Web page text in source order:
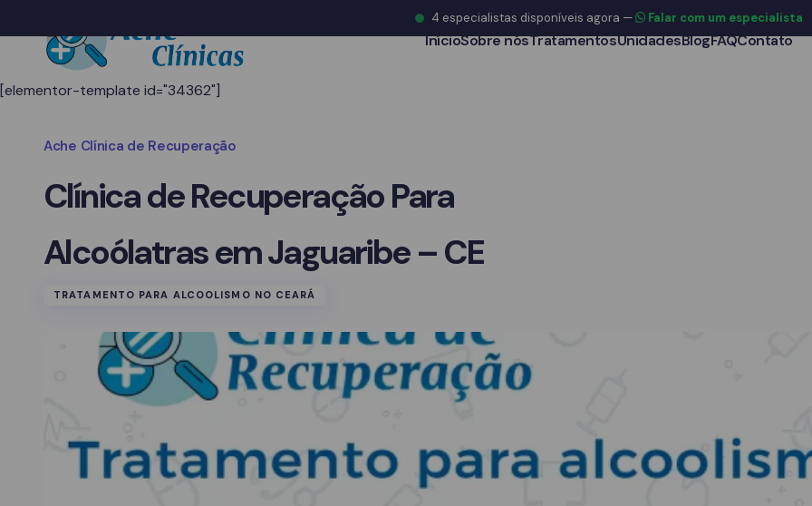
InícioSobre nósTratamentosUnidadesBlogFAQContato
[elementor-template id="34362"]
Ache Clínica de Recuperação
Clínica de Recuperação Para
Alcoólatras em Jaguaribe – CE
TRATAMENTO PARA ALCOOLISMO NO CEARÁ
4 especialistas disponíveis agora — Falar com um especialista